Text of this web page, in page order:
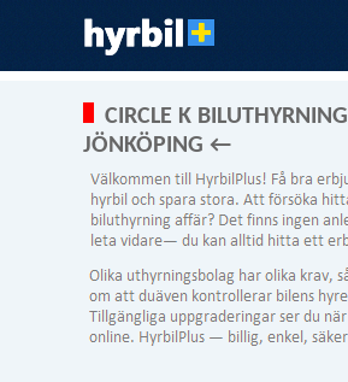
CIRCLE K BILUTHYRNING
JÖNKÖPING ←